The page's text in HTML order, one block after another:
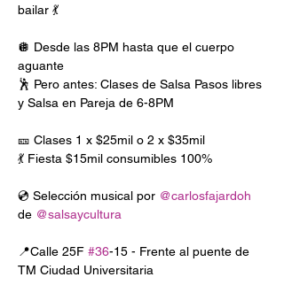
bailar 💃
🪩 Desde las 8PM hasta que el cuerpo
aguante
🕺 Pero antes: Clases de Salsa Pasos libres
y Salsa en Pareja de 6-8PM
🎫 Clases 1 x $25mil o 2 x $35mil
💃 Fiesta $15mil consumibles 100%
💿 Selección musical por @carlosfajardoh
de @salsaycultura
📍Calle 25F #36-15 - Frente al puente de
TM Ciudad Universitaria